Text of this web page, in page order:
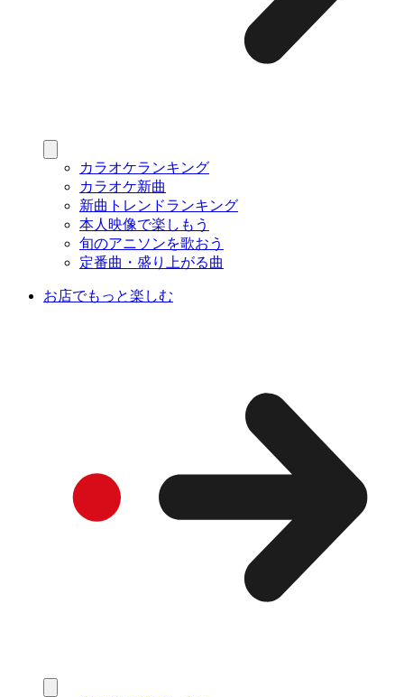
カラオケランキング
カラオケ新曲
新曲トレンドランキング
本人映像で楽しもう
旬のアニソンを歌おう
定番曲・盛り上がる曲
お店でもっと楽しむ